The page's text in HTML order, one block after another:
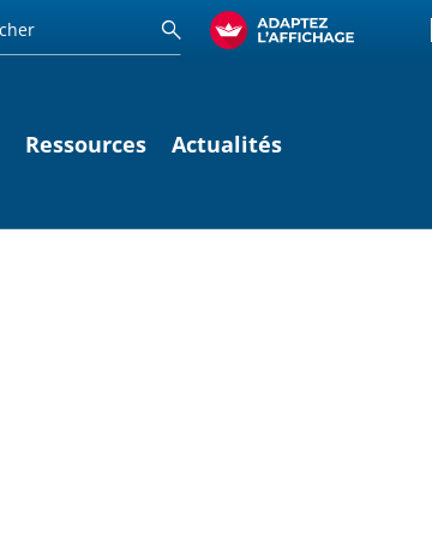
Ressources Actualités